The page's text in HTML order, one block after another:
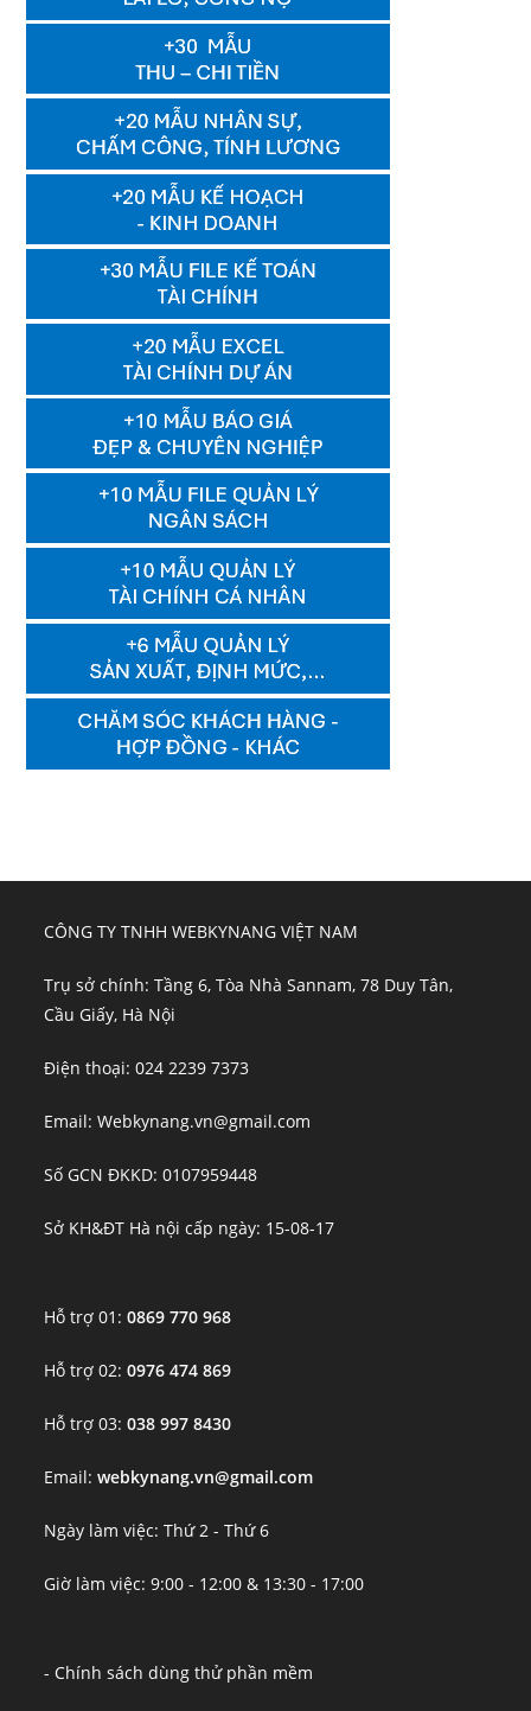
CÔNG TY TNHH WEBKYNANG VIỆT NAM
Trụ sở chính: Tầng 6, Tòa Nhà Sannam, 78 Duy Tân,
Cầu Giấy, Hà Nội
Điện thoại: 024 2239 7373
Email: Webkynang.vn@gmail.com
Số GCN ĐKKD: 0107959448
Sở KH&ĐT Hà nội cấp ngày: 15-08-17
Hỗ trợ 01:0869 770 968
Hỗ trợ 02:0976 474 869
Hỗ trợ 03:038 997 8430
Email:webkynang.vn@gmail.com
Ngày làm việc: Thứ 2 - Thứ 6
Giờ làm việc: 9:00 - 12:00 & 13:30 - 17:00
- Chính sách dùng thử phần mềm